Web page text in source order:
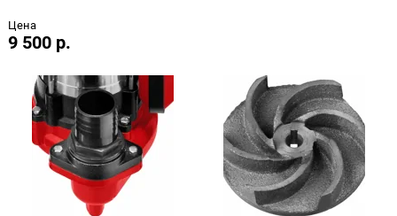
Цена
9 500 р.